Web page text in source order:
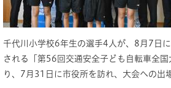
千代川小学校6年生の選手4人が、8月7日
される「第56回交通安全子ども自転車全
り、7月31日に市役所を訪れ、大会への出